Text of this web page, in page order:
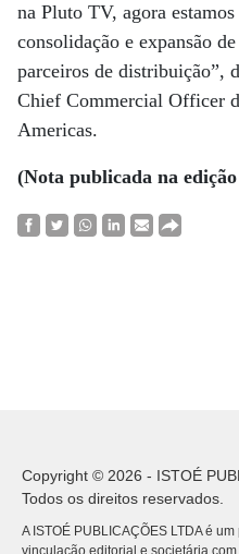
na Pluto TV, agora
consolidação e expansão
parceiros de distribuição”,
Chief Commercial Officer
Americas.
(Nota publicada na
Copyright © 2026 - ISTOÉ
Todos os direitos reservados.
A ISTOÉ PUBLICAÇÕES LTDA é
vinculação editorial e societária